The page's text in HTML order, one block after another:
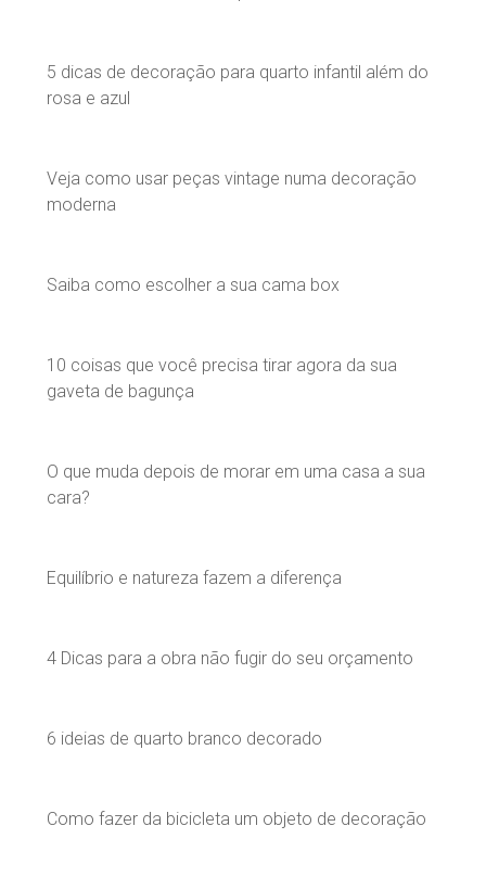
5 dicas de decoração para quarto infantil além do
rosa e azul
Veja como usar peças vintage numa decoração
moderna
Saiba como escolher a sua cama box
10 coisas que você precisa tirar agora da sua
gaveta de bagunça
O que muda depois de morar em uma casa a sua
cara?
Equilíbrio e natureza fazem a diferença
4 Dicas para a obra não fugir do seu orçamento
6 ideias de quarto branco decorado
Como fazer da bicicleta um objeto de decoração